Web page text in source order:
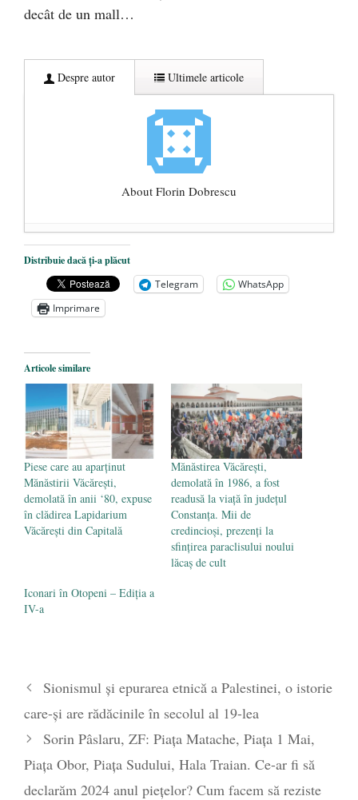
decât de un mall…
Despre autor Ultimele articole
About Florin Dobrescu
Mărturisire. Despre Mișcarea Legionară și
alte sperietori ale acestor zile - 26
noiembrie 2024
A mai plecat un luptător făgărăşean.
STRIGOIUL
Distribuie dacă ți-a plăcut
Telegram
WhatsApp
Imprimare
Articole similare
Piese care au aparținut
Mănăstirii Văcărești,
demolată în anii ‘80, expuse
în clădirea Lapidarium
Văcăreşti din Capitală
Mănăstirea Văcărești,
demolată în 1986, a fost
readusă la viață în județul
Constanța. Mii de
credincioși, prezenți la
sfințirea paraclisului noului
lăcaș de cult
Iconari în Otopeni – Ediția a
IV-a
Sionismul și epurarea etnică a Palestinei, o istorie
care-și are rădăcinile în secolul al 19-lea
Sorin Pâslaru, ZF: Piaţa Matache, Piaţa 1 Mai,
Piaţa Obor, Piaţa Sudului, Hala Traian. Ce-ar fi să
declarăm 2024 anul pieţelor? Cum facem să reziste